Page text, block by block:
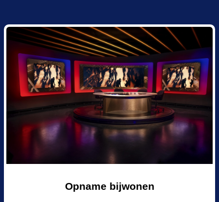
Opname bijwonen